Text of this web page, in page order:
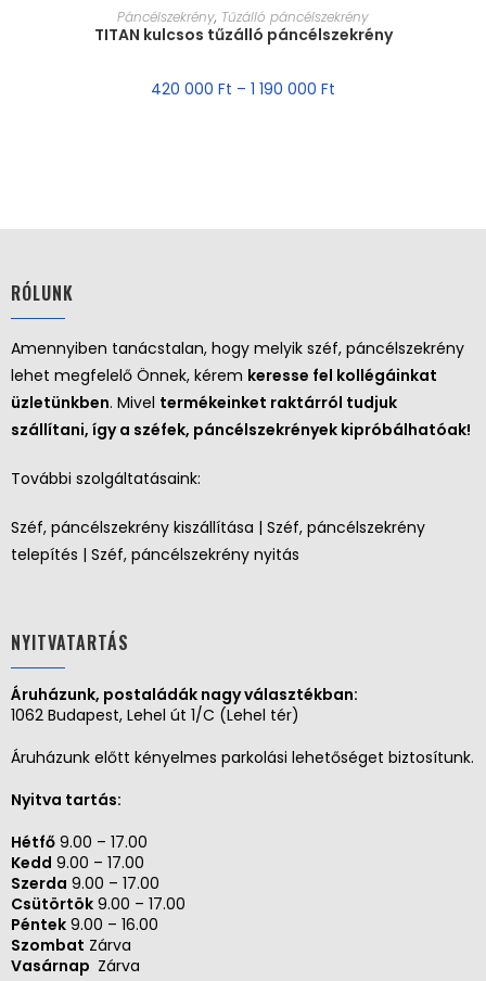
MÉRET VÁLASZTÁSA
Páncélszekrény, Tűzálló páncélszekrény
TITAN kulcsos tűzálló páncélszekrény
420 000 Ft – 1 190 000 Ft
RÓLUNK
Amennyiben tanácstalan, hogy melyik széf, páncélszekrény
lehet megfelelő Önnek, kérem keresse fel kollégáinkat
üzletünkben. Mivel termékeinket raktárról tudjuk
szállítani, így a széfek, páncélszekrények kipróbálhatóak!
További szolgáltatásaink:
Széf, páncélszekrény kiszállítása | Széf, páncélszekrény
telepítés | Széf, páncélszekrény nyitás
NYITVATARTÁS
Áruházunk, postaládák nagy választékban:
1062 Budapest, Lehel út 1/C (Lehel tér)
Áruházunk előtt kényelmes parkolási lehetőséget biztosítunk.
Nyitva tartás:
Hétfő 9.00 – 17.00
Kedd 9.00 – 17.00
Szerda 9.00 – 17.00
Csütörtök 9.00 – 17.00
Péntek 9.00 – 16.00
Szombat Zárva
Vasárnap Zárva